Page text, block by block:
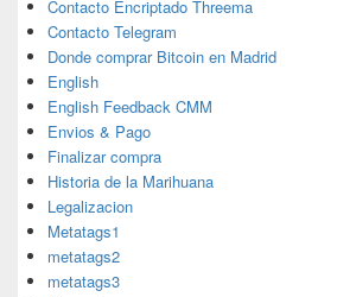
Contacto Encriptado Threema
Contacto Telegram
Donde comprar Bitcoin en Madrid
English
English Feedback CMM
Envios & Pago
Finalizar compra
Historia de la Marihuana
Legalizacion
Metatags1
metatags2
metatags3